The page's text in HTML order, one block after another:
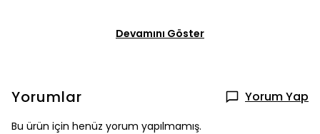
Devamını Göster
Yorumlar Yorum Yap
Bu ürün için henüz yorum yapılmamış.